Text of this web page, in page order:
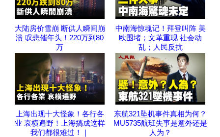
大陆房价雪崩 断供人瞬间崩
溃 叹悲催年头！220万到80
万
中南海惊魂记！拜登叫阵 美
欧围堵；文革重现 社会动
乱；人民反抗
上海出现十大怪象！各行各
业 哀横遍野！上海搞成这样
我们都很难过！｜
东航321坠机事件真相为何？
MU5735航班失事是意外还是
人为？